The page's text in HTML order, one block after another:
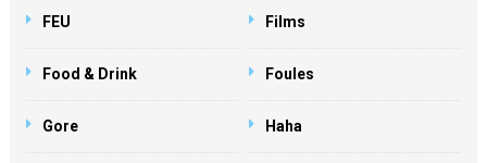
FEU Films
Food & Drink Foules
Gore Haha